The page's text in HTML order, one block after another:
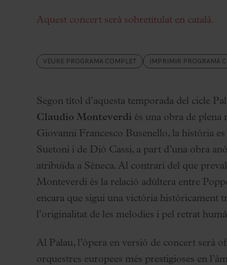
Temporada 2026-2027
Aula Palau
Descomptes i promocions
Programes de mà
Condicions i normativa
Aquest concert serà sobretitulat en català.
VEURE PROGRAMA COMPLET IMPRIMIR PROGRAMA
Segon títol d’aquesta temporada del cicle
Claudio Monteverdi és una obra de
Giovanni Francesco Busenello, la història es
Suetoni i de Dió Cassi, a part d’una obra
atribuïda a Sèneca. Al contrari del que
Monteverdi és la relació adúltera entre
encara que sigui una victòria històricament
l’originalitat de les melodies i pel retrat
Al Palau, l’òpera en versió de concert serà
orquestres europees més prestigioses en